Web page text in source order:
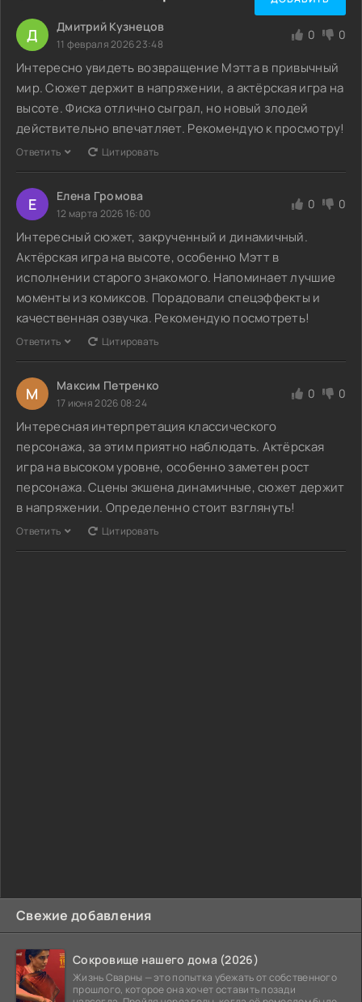
Свежие добавления
Сокровище нашего дома (2026)
Жизнь Сварны — это попытка убежать от собственного
прошлого, которое она хочет оставить позади
Д Дмитрий Кузнецов
11 февраля 2026 23:48
0 0
Интересно увидеть возвращение Мэтта в привычный
мир. Сюжет держит в напряжении, а актёрская игра на
высоте. Фиска отлично сыграл, но новый злодей
действительно впечатляет. Рекомендую к просмотру!
Ответить Цитировать
Е Елена Громова
12 марта 2026 16:00
0 0
Интересный сюжет, закрученный и динамичный.
Актёрская игра на высоте, особенно Мэтт в
исполнении старого знакомого. Напоминает лучшие
моменты из комиксов. Порадовали спецэффекты и
качественная озвучка. Рекомендую посмотреть!
Ответить Цитировать
М Максим Петренко
17 июня 2026 08:24
0 0
Интересная интерпретация классического
персонажа, за этим приятно наблюдать. Актёрская
игра на высоком уровне, особенно заметен рост
персонажа. Сцены экшена динамичные, сюжет держит
в напряжении. Определенно стоит взглянуть!
Ответить Цитировать